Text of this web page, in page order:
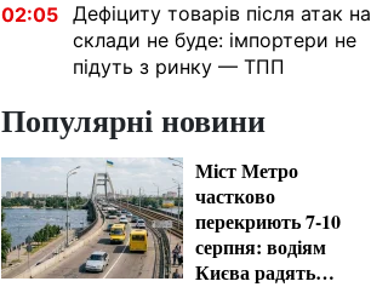
02:05 Дефіциту товарів після атак на
склади не буде: імпортери не
підуть з ринку — ТПП
Популярні новини
Міст Метро
частково
перекриють 7-10
серпня: водіям
Києва радять